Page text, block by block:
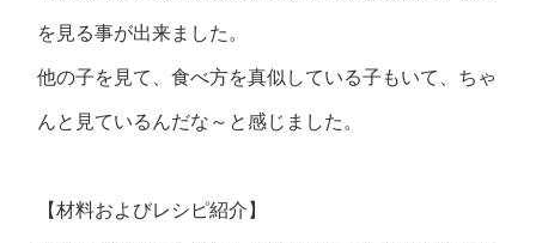
を見る事が出来ました。
他の子を見て、食べ方を真似している子もいて、ちゃ
んと見ているんだな～と感じました。
【材料およびレシピ紹介】